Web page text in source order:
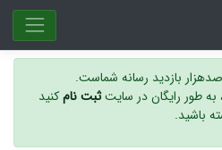
بازدید رسانه شماست.
به طور رایگان در سایتثبت نامکنید
باشید.